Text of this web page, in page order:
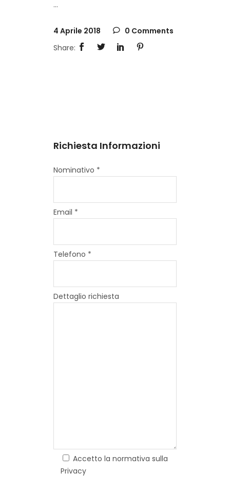
4 Aprile 2018 0 Comments
Richiesta Informazioni
Nominativo *
Email *
Telefono *
Dettaglio richiesta
Accetto la normativa sulla
Privacy